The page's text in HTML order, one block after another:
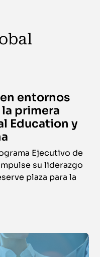
entornos
primera
Education y
Ejecutivo de
su liderazgo
plaza para la